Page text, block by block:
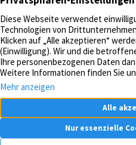
Verkaufen
Bewerten
Impressum
Datenschutz